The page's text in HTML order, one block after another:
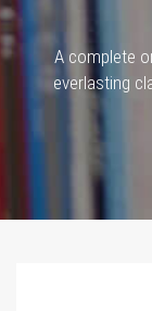
A complete
everlasting